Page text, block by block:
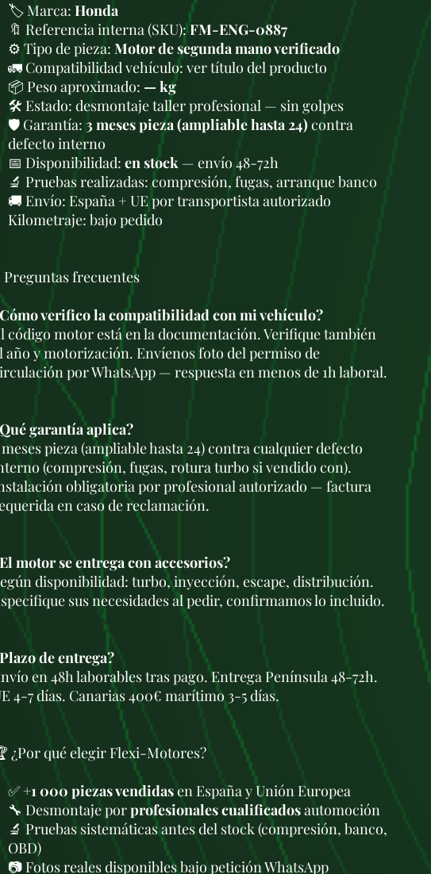
🏷️ Marca: Honda
🔖 Referencia interna (SKU):FM-ENG-0887
⚙️ Tipo de pieza: Motor de segunda mano verificado
🚛 Compatibilidad vehículo: ver título del producto
📦 Peso aproximado: — kg
🛠 Estado: desmontaje taller profesional — sin golpes
🛡️ Garantía: 3 meses pieza (ampliable hasta 24) contra
defecto interno
📅 Disponibilidad: en stock — envío 48-72h
🔬 Pruebas realizadas: compresión, fugas, arranque banco
🚚 Envío: España + UE por transportista autorizado
Kilometraje: bajo pedido
Preguntas frecuentes
verifico la compatibilidad con mi vehículo?
código motor está en la documentación. Verifique también
año y motorización. Envíenos foto del permiso de
por WhatsApp — respuesta en menos de 1h laboral.
garantía aplica?
meses pieza (ampliable hasta 24) contra cualquier defecto
(compresión, fugas, rotura turbo si vendido con).
obligatoria por profesional autorizado — factura
en caso de reclamación.
motor se entrega con accesorios?
disponibilidad: turbo, inyección, escape, distribución.
sus necesidades al pedir, confirmamos lo incluido.
de entrega?
en 48h laborables tras pago. Entrega Península 48-72h.
4-7 días. Canarias 400€ marítimo 3-5 días.
¿Por qué elegir Flexi-Motores?
✅+1 000 piezas vendidasen España y Unión Europea
🔧 Desmontaje porprofesionales cualificadosautomoción
🔬 Pruebas sistemáticas antes del stock (compresión, banco,
OBD)
📷 Fotos reales disponibles bajo petición WhatsApp